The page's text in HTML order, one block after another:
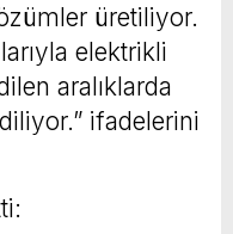
üretiliyor.
elektrikli
aralıklarda
ifadelerini